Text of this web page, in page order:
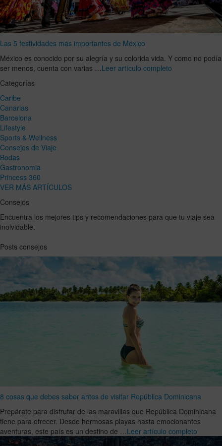
Las 5 festividades más importantes de México
México es conocido por su alegría y su colorida vida. Y como no podía
ser menos, cuenta con varias …Leer artículo completo
Categorías
Caribe
Canarias
Barcelona
Lifestyle
Sports & Wellness
Consejos de Viaje
Bodas
Gastronomia
Princess 360
VER MÁS ARTÍCULOS
Consejos
Encuentra los mejores tips y recomendaciones para que tu viaje sea
inolvidable.
Posts consejos
8 cosas que debes saber antes de visitar República Dominicana
Prepárate para disfrutar de las maravillas que República Dominicana
tiene para ofrecer. Desde hermosas playas hasta emocionantes
aventuras, este país es un destino de …Leer artículo completo